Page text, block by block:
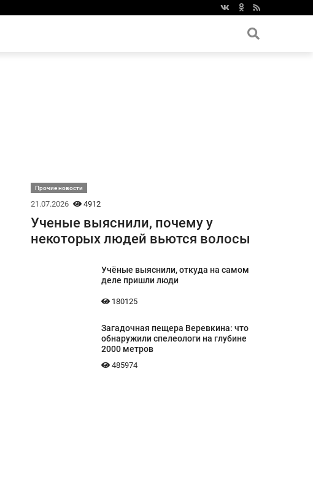
Прочие новости
21.07.2026 4912
Ученые выяснили, почему у
некоторых людей вьются волосы
Учёные выяснили, откуда на самом
деле пришли люди
180125
Загадочная пещера Веревкина: что
обнаружили спелеологи на глубине
2000 метров
485974